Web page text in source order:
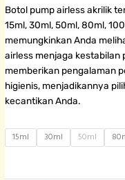
Botol pump airless akrilik
15ml, 30ml, 50ml, 80ml,
memungkinkan Anda
airless menjaga kestabilan
memberikan pengalaman
higienis, menjadikannya
kecantikan Anda.
15ml 30ml 50ml
Botol
Pump
Acrylic